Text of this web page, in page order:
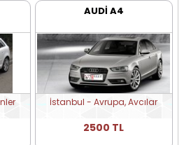
AUDİ A4
İstanbul - Avrupa, Avcılar
2500 TL